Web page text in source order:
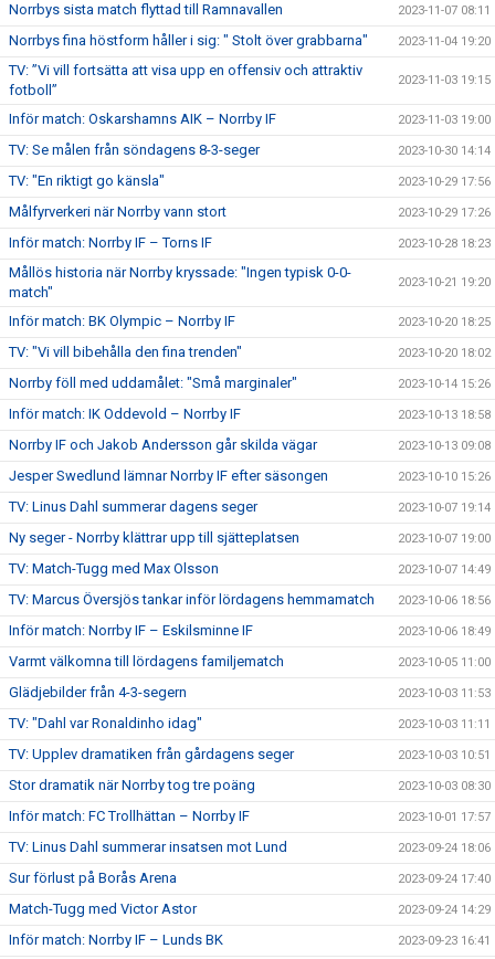
Norrbys sista match flyttad till Ramnavallen 2023-11-07 08:11
Norrbys fina höstform håller i sig: " Stolt över grabbarna" 2023-11-04 19:20
TV: ”Vi vill fortsätta att visa upp en offensiv och attraktiv
fotboll”
2023-11-03 19:15
Inför match: Oskarshamns AIK – Norrby IF 2023-11-03 19:00
TV: Se målen från söndagens 8-3-seger 2023-10-30 14:14
TV: "En riktigt go känsla" 2023-10-29 17:56
Målfyrverkeri när Norrby vann stort 2023-10-29 17:26
Inför match: Norrby IF – Torns IF 2023-10-28 18:23
Mållös historia när Norrby kryssade: "Ingen typisk 0-0-
match"
2023-10-21 19:20
Inför match: BK Olympic – Norrby IF 2023-10-20 18:25
TV: "Vi vill bibehålla den fina trenden" 2023-10-20 18:02
Norrby föll med uddamålet: "Små marginaler" 2023-10-14 15:26
Inför match: IK Oddevold – Norrby IF 2023-10-13 18:58
Norrby IF och Jakob Andersson går skilda vägar 2023-10-13 09:08
Jesper Swedlund lämnar Norrby IF efter säsongen 2023-10-10 15:26
TV: Linus Dahl summerar dagens seger 2023-10-07 19:14
Ny seger - Norrby klättrar upp till sjätteplatsen 2023-10-07 19:00
TV: Match-Tugg med Max Olsson 2023-10-07 14:49
TV: Marcus Översjös tankar inför lördagens hemmamatch 2023-10-06 18:56
Inför match: Norrby IF – Eskilsminne IF 2023-10-06 18:49
Varmt välkomna till lördagens familjematch 2023-10-05 11:00
Glädjebilder från 4-3-segern 2023-10-03 11:53
TV: "Dahl var Ronaldinho idag" 2023-10-03 11:11
TV: Upplev dramatiken från gårdagens seger 2023-10-03 10:51
Stor dramatik när Norrby tog tre poäng 2023-10-03 08:30
Inför match: FC Trollhättan – Norrby IF 2023-10-01 17:57
TV: Linus Dahl summerar insatsen mot Lund 2023-09-24 18:06
Sur förlust på Borås Arena 2023-09-24 17:40
Match-Tugg med Victor Astor 2023-09-24 14:29
Inför match: Norrby IF – Lunds BK 2023-09-23 16:41